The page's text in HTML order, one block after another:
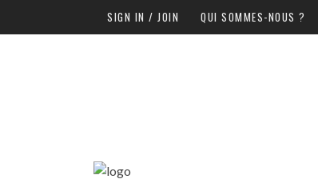
SIGN IN / JOIN QUI SOMMES-NOUS ?